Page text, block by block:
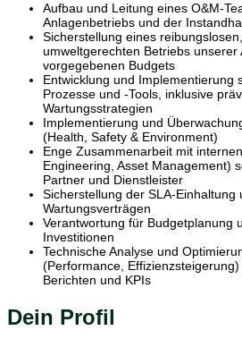
Aufbau und Leitung eines O&M-
Anlagenbetriebs und der
Sicherstellung eines
umweltgerechten Betriebs unserer
vorgegebenen Budgets
Entwicklung und Implementierung
Prozesse und -Tools, inklusive
Wartungsstrategien
Implementierung und
(Health, Safety & Environment)
Enge Zusammenarbeit mit
Engineering, Asset Management)
Partner und Dienstleister
Sicherstellung der SLA-Einhaltung
Wartungsverträgen
Verantwortung für Budgetplanung
Investitionen
Technische Analyse und
(Performance,
Berichten und KPIs
Dein Profil